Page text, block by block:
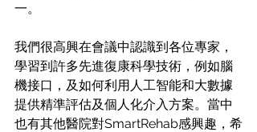
一。
我們很高興在會議中認識到各位專家，
學習到許多先進復康科學技術，例如腦
機接口，及如何利用人工智能和大數據
提供精準評估及個人化介入方案。當中
也有其他醫院對SmartRehab感興趣，希